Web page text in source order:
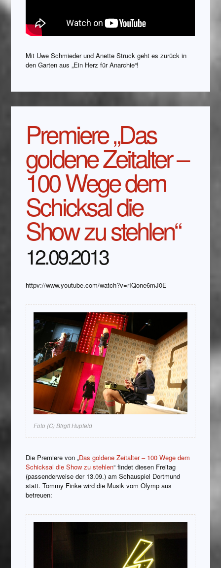
Mit Uwe Schmieder und Anette Struck geht es zurück in
den Garten aus „Ein Herz für Anarchie“!
Premiere „Das
goldene Zeitalter –
100 Wege dem
Schicksal die
Show zu stehlen“
12.09.2013
httpv://www.youtube.com/watch?v=rIQone6mJ0E
Foto (C) Birgit Hupfeld
Die Premiere von „Das goldene Zeitalter – 100 Wege dem
Schicksal die Show zu stehlen“ findet diesen Freitag
(passenderweise der 13.09.) am Schauspiel Dortmund
statt. Tommy Finke wird die Musik vom Olymp aus
betreuen: